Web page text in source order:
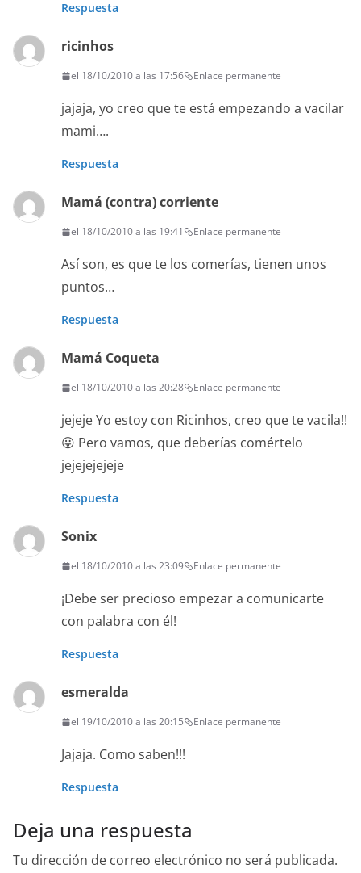
Respuesta
ricinhos
el 18/10/2010 a las 17:56 Enlace permanente
jajaja, yo creo que te está empezando a vacilar
mami….
Respuesta
Mamá (contra) corriente
el 18/10/2010 a las 19:41 Enlace permanente
Así son, es que te los comerías, tienen unos
puntos…
Respuesta
Mamá Coqueta
el 18/10/2010 a las 20:28 Enlace permanente
jejeje Yo estoy con Ricinhos, creo que te vacila!!
😛 Pero vamos, que deberías comértelo
jejejejejeje
Respuesta
Sonix
el 18/10/2010 a las 23:09 Enlace permanente
¡Debe ser precioso empezar a comunicarte
con palabra con él!
Respuesta
esmeralda
el 19/10/2010 a las 20:15 Enlace permanente
Jajaja. Como saben!!!
Respuesta
Deja una respuesta
Tu dirección de correo electrónico no será publicada.